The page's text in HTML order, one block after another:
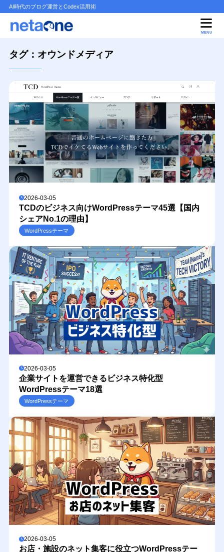
AI時代のブログ運営とCodex活用術
MENU
タグ：オウンドメディア
2026-03-05
TCDのビジネス向けWordPressテーマ45選【国内
シェアNo.1の理由】
WordPressテーマ
2026-03-05
企業サイトを運営できるビジネス特化型
WordPressテーマ18選
WordPressテーマ
2026-03-05
お店・施設のネット集客に役立つWordPressテー